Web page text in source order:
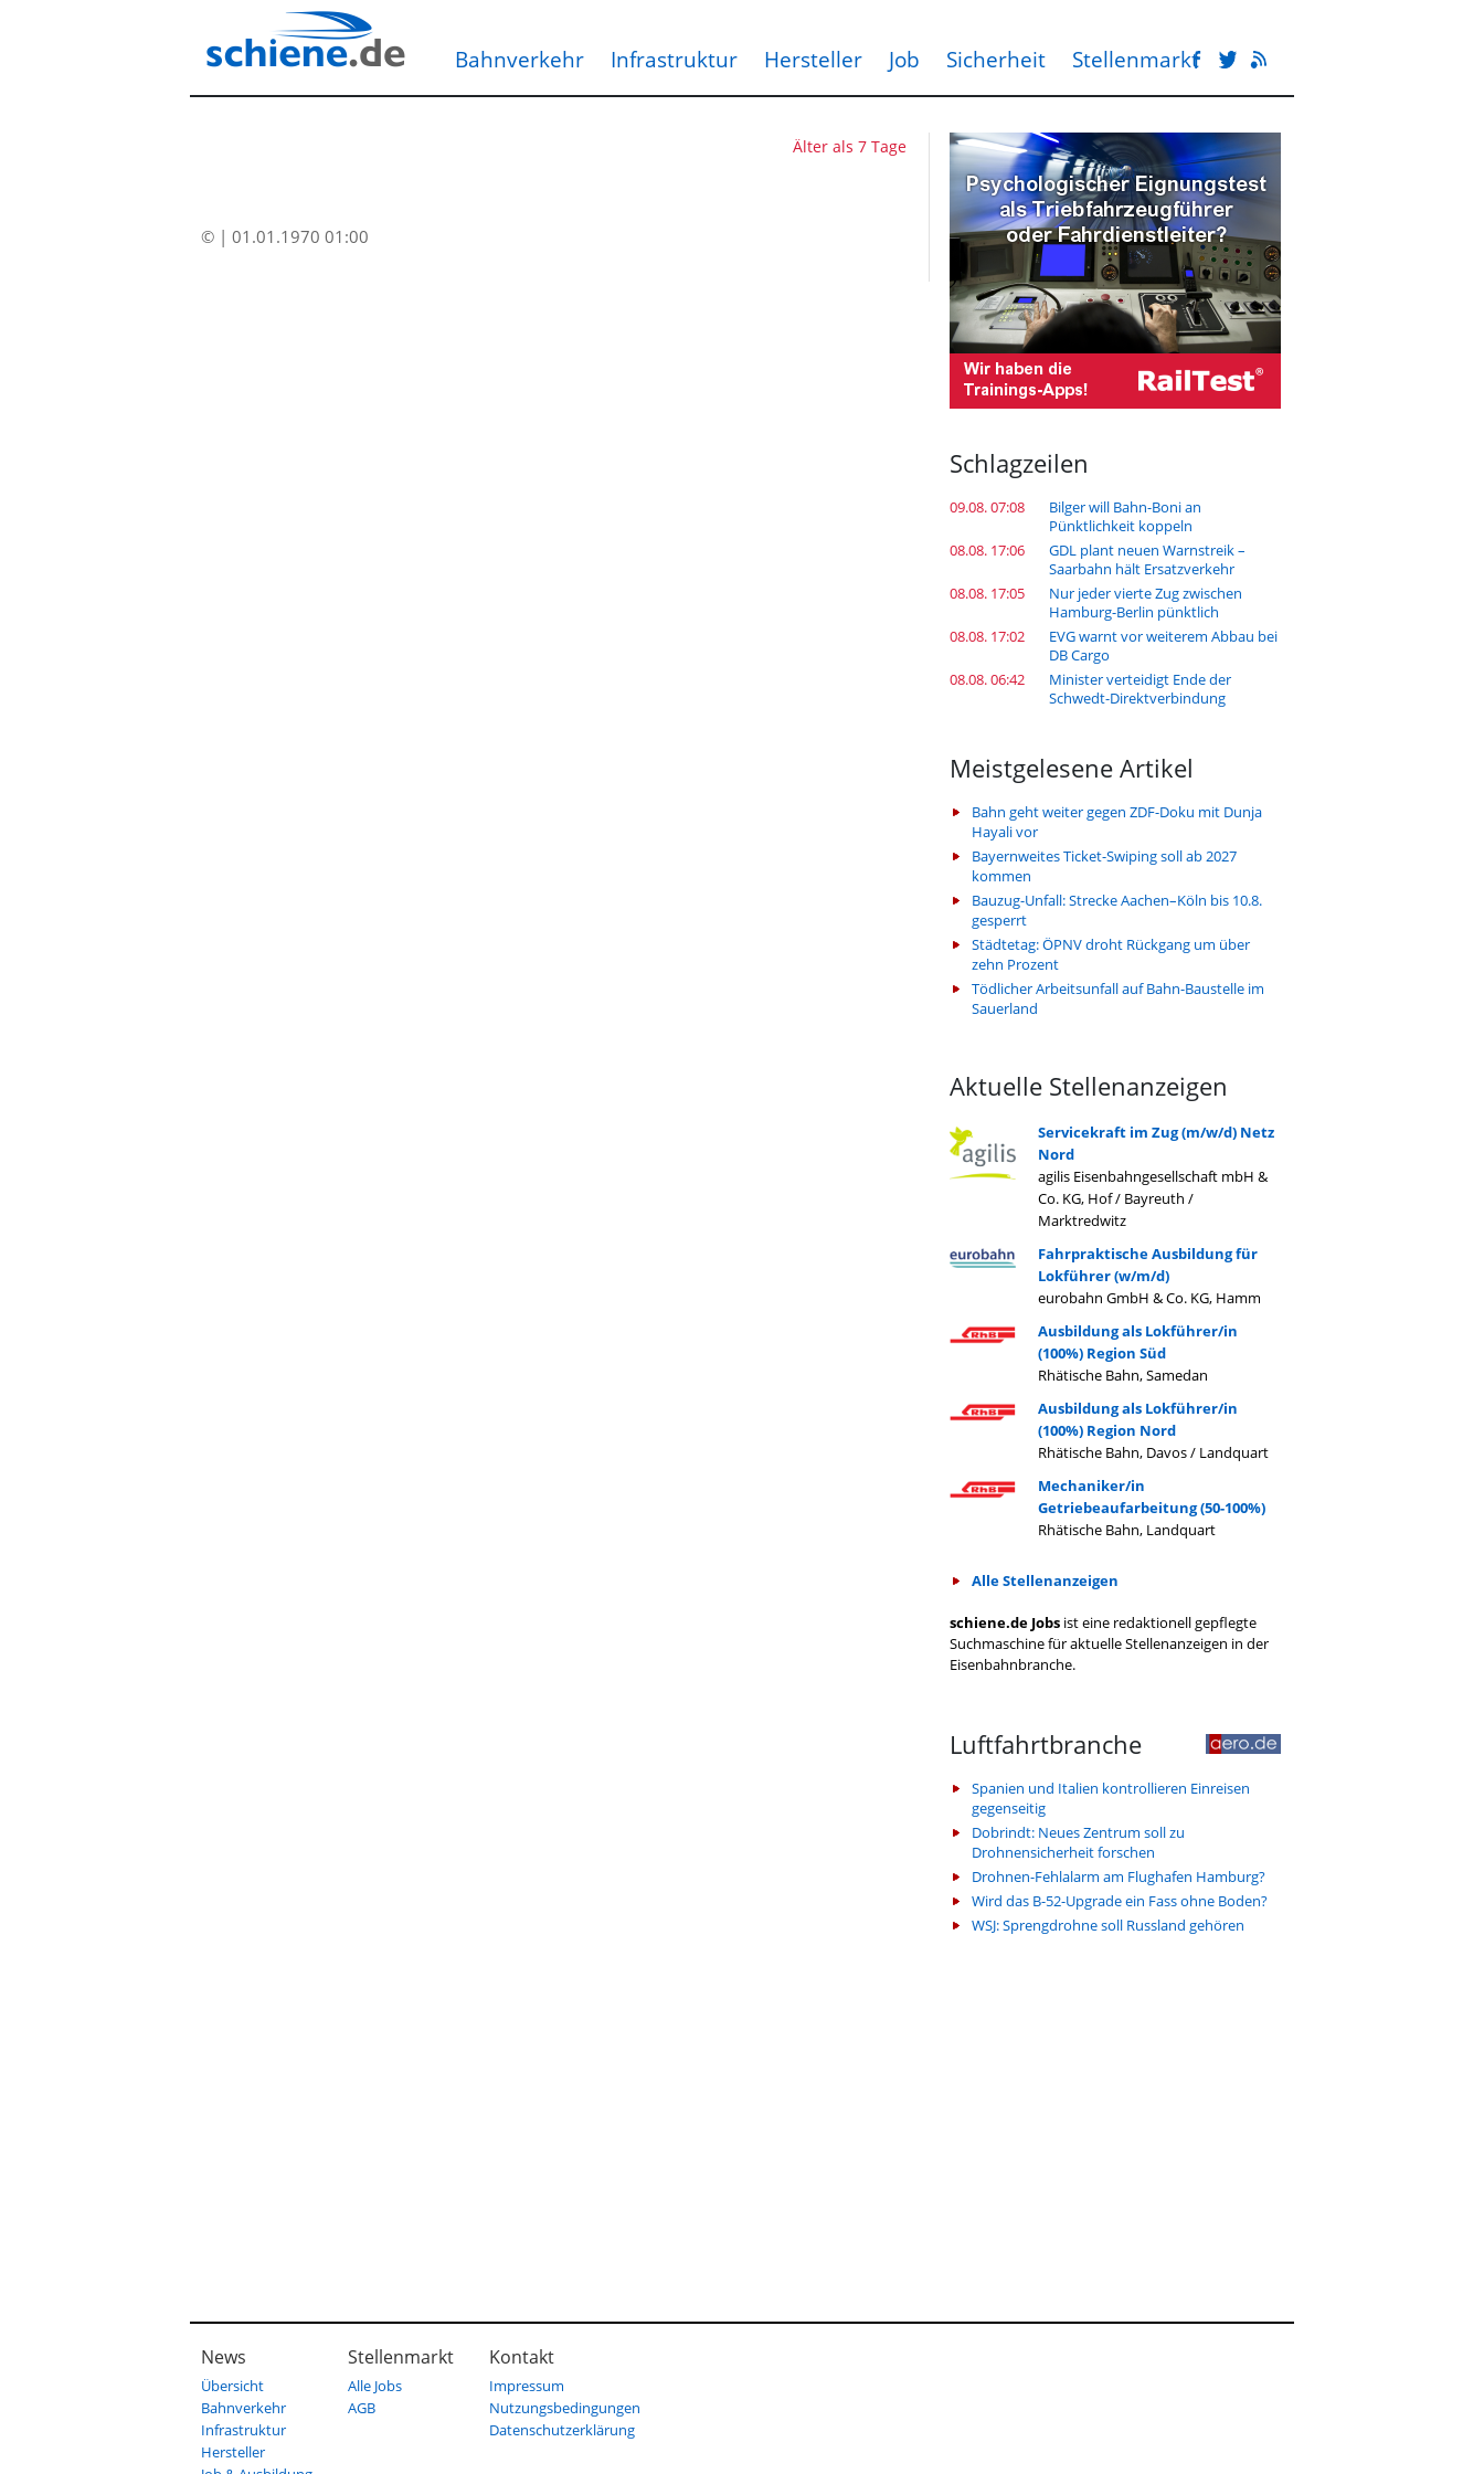
Bahnverkehr Infrastruktur Hersteller Job Sicherheit Stellenmarkt
Älter als 7 Tage
© | 01.01.1970 01:00
Schlagzeilen
09.08. 07:08
Bilger will Bahn-Boni an
Pünktlichkeit koppeln
08.08. 17:06
GDL plant neuen Warnstreik –
Saarbahn hält Ersatzverkehr
08.08. 17:05
Nur jeder vierte Zug zwischen
Hamburg-Berlin pünktlich
08.08. 17:02
EVG warnt vor weiterem Abbau bei
DB Cargo
08.08. 06:42
Minister verteidigt Ende der
Schwedt-Direktverbindung
Meistgelesene Artikel
Bahn geht weiter gegen ZDF-Doku mit Dunja
Hayali vor
Bayernweites Ticket-Swiping soll ab 2027
kommen
Bauzug-Unfall: Strecke Aachen–Köln bis 10.8.
gesperrt
Städtetag: ÖPNV droht Rückgang um über
zehn Prozent
Tödlicher Arbeitsunfall auf Bahn-Baustelle im
Sauerland
Aktuelle Stellenanzeigen
Servicekraft im Zug (m/w/d) Netz
Nord
agilis Eisenbahngesellschaft mbH &
Co. KG, Hof / Bayreuth /
Marktredwitz
Fahrpraktische Ausbildung für
Lokführer (w/m/d)
eurobahn GmbH & Co. KG, Hamm
Ausbildung als Lokführer/in
(100%) Region Süd
Rhätische Bahn, Samedan
Ausbildung als Lokführer/in
(100%) Region Nord
Rhätische Bahn, Davos / Landquart
Mechaniker/in
Getriebeaufarbeitung (50-100%)
Rhätische Bahn, Landquart
Alle Stellenanzeigen
schiene.de Jobs ist eine redaktionell gepflegte
Suchmaschine für aktuelle Stellenanzeigen in der
Eisenbahnbranche.
Luftfahrtbranche
Spanien und Italien kontrollieren Einreisen
gegenseitig
Dobrindt: Neues Zentrum soll zu
Drohnensicherheit forschen
Drohnen-Fehlalarm am Flughafen Hamburg?
Wird das B-52-Upgrade ein Fass ohne Boden?
WSJ: Sprengdrohne soll Russland gehören
News
Übersicht
Bahnverkehr
Infrastruktur
Hersteller
Stellenmarkt
Alle Jobs
AGB
Kontakt
Impressum
Nutzungsbedingungen
Datenschutzerklärung